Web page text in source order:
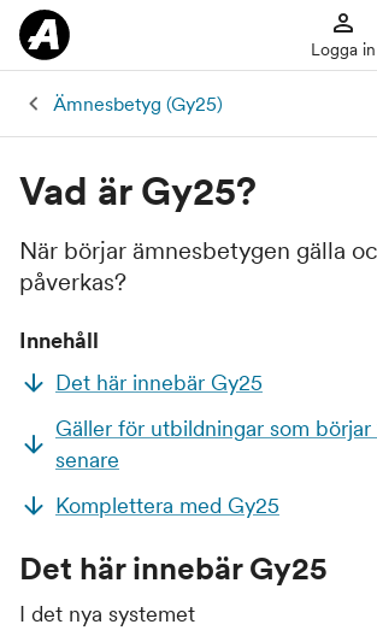
Logga in
Ämnesbetyg (Gy25)
Vad är Gy25?
När börjar ämnesbetygen gälla
påverkas?
Innehåll
Det här innebär Gy25
Gäller för utbildningar som
senare
Komplettera med Gy25
Det här innebär Gy25
I det nya systemet